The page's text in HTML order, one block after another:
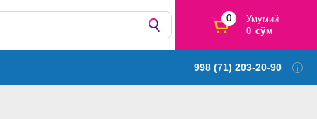
0
Умумий
0 сўм
998 (71) 203-20-90